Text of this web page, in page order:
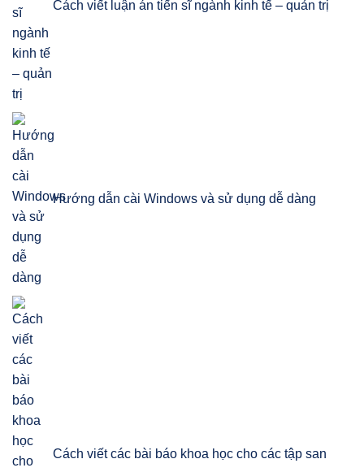
Cách viết luận án tiến sĩ ngành kinh tế – quản trị
Hướng dẫn cài Windows và sử dụng dễ dàng
Cách viết các bài báo khoa học cho các tập san